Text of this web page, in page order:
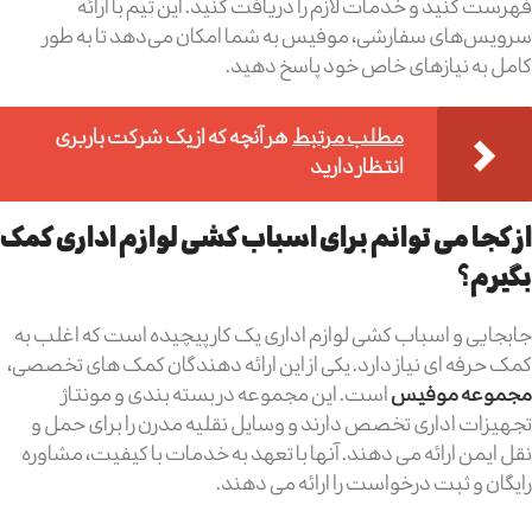
فهرست کنید و خدمات لازم را دریافت کنید. این تیم با ارائه
سرویس‌های سفارشی، موفیس به شما امکان می‌دهد تا به طور
کامل به نیازهای خاص خود پاسخ دهید.
مطلب مرتبطهر آنچه که از یک شرکت باربری
انتظار دارید
از کجا می توانم برای اسباب کشی لوازم اداری کمک
بگیرم؟
جابجایی و اسباب کشی لوازم اداری یک کار پیچیده است که اغلب به
کمک حرفه ای نیاز دارد. یکی از این ارائه دهندگان کمک های تخصصی،
مجموعه موفیساست. این مجموعه در بسته بندی و مونتاژ
تجهیزات اداری تخصص دارند و وسایل نقلیه مدرن را برای حمل و
نقل ایمن ارائه می دهند. آنها با تعهد به خدمات با کیفیت، مشاوره
رایگان و ثبت درخواست را ارائه می دهند.